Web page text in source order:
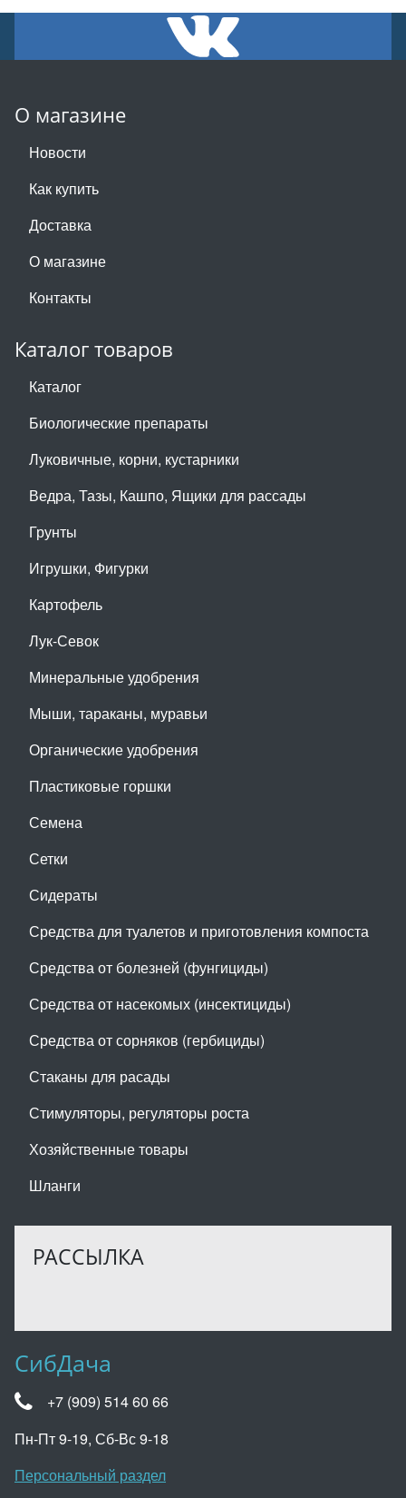
О магазине
Новости
Как купить
Доставка
О магазине
Контакты
Каталог товаров
Каталог
Биологические препараты
Луковичные, корни, кустарники
Ведра, Тазы, Кашпо, Ящики для рассады
Грунты
Игрушки, Фигурки
Картофель
Лук-Севок
Минеральные удобрения
Мыши, тараканы, муравьи
Органические удобрения
Пластиковые горшки
Семена
Сетки
Сидераты
Средства для туалетов и приготовления компоста
Средства от болезней (фунгициды)
Средства от насекомых (инсектициды)
Средства от сорняков (гербициды)
Стаканы для расады
Стимуляторы, регуляторы роста
Хозяйственные товары
Шланги
РАССЫЛКА
СибДача
+7 (909) 514 60 66
Пн-Пт 9-19, Сб-Вс 9-18
Персональный раздел